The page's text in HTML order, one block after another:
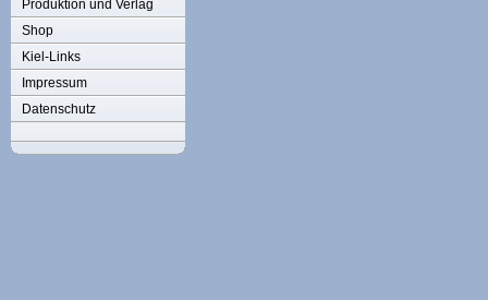
Produktion und Verlag
Shop
Kiel-Links
Impressum
Datenschutz